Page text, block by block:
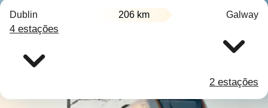
Dublin 206 km Galway
4 estações
2 estações